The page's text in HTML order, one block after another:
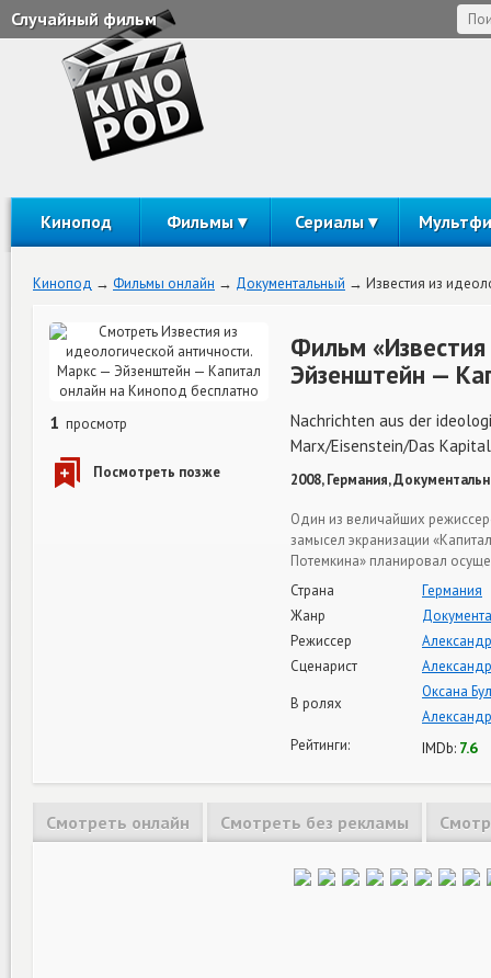
Случайный фильм
Кинопод Фильмы Сериалы
Кинопод Фильмы онлайн Документальный Известия из
1 просмотр
Фильм
Эйзенштейн —
Nachrichten aus der
Marx/Eisenstein/Das Kapital
2008, Германия,
Один из величайших
замысел экранизации
Потемкина» планировал
Страна
Германия
Жанр
Режиссер
Сценарист
В ролях
Оксана
Рейтинги:
IMDb: 7.6
Смотреть онлайн Смотреть без рекламы